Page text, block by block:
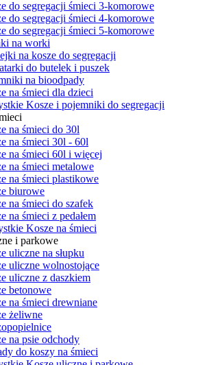
do segregacji śmieci 3-komorowe
do segregacji śmieci 4-komorowe
do segregacji śmieci 5-komorowe
na worki
na kosze do segregacji
do butelek i puszek
na bioodpady
na śmieci dla dzieci
Kosze i pojemniki do segregacji
na śmieci do 30l
na śmieci 30l - 60l
na śmieci 60l i więcej
na śmieci metalowe
na śmieci plastikowe
biurowe
na śmieci do szafek
na śmieci z pedałem
Kosze na śmieci
i parkowe
uliczne na słupku
uliczne wolnostojące
uliczne z daszkiem
betonowe
na śmieci drewniane
żeliwne
na psie odchody
do koszy na śmieci